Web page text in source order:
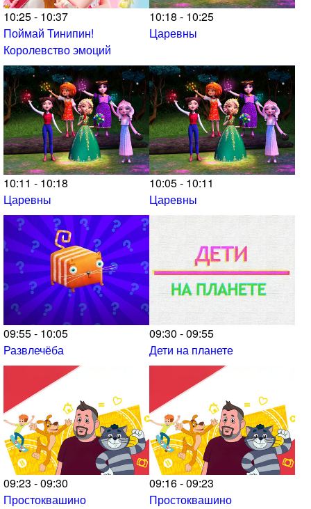
10:25 - 10:37
Поймай Тинипин!
Королевство эмоций
10:18 - 10:25
Царевны
10:11 - 10:18
Царевны
10:05 - 10:11
Царевны
09:55 - 10:05
Развлечёба
09:30 - 09:55
Дети на планете
09:23 - 09:30
Простоквашино
09:16 - 09:23
Простоквашино